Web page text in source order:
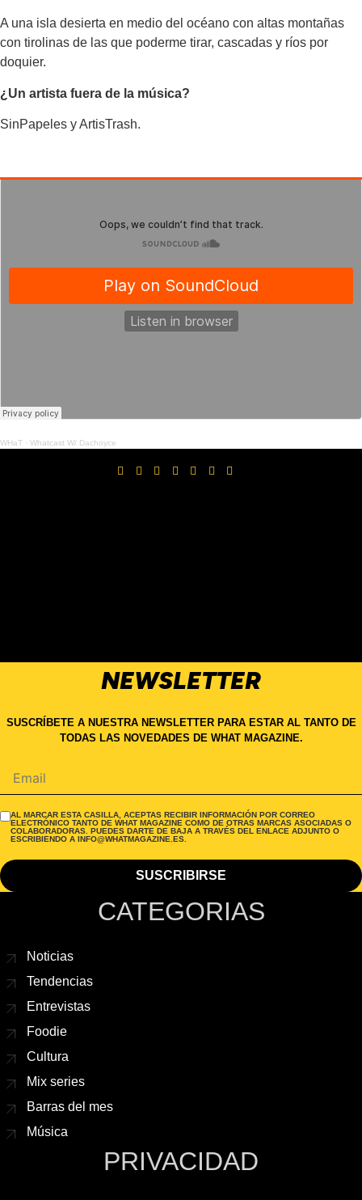
A una isla desierta en medio del océano con altas montañas
con tirolinas de las que poderme tirar, cascadas y ríos por
doquier.
¿Un artista fuera de la música?
SinPapeles y ArtisTrash.
WHaT · Whatcast W/ Dachoyce
NEWSLETTER
SUSCRÍBETE A NUESTRA NEWSLETTER PARA ESTAR AL TANTO DE
TODAS LAS NOVEDADES DE WHAT MAGAZINE.
AL MARCAR ESTA CASILLA, ACEPTAS RECIBIR INFORMACIÓN POR CORREO
ELECTRÓNICO TANTO DE WHAT MAGAZINE COMO DE OTRAS MARCAS ASOCIADAS O
COLABORADORAS. PUEDES DARTE DE BAJA A TRAVÉS DEL ENLACE ADJUNTO O
ESCRIBIENDO A INFO@WHATMAGAZINE.ES.
CATEGORIAS
Noticias
Tendencias
Entrevistas
Foodie
Cultura
Mix series
Barras del mes
Música
PRIVACIDAD